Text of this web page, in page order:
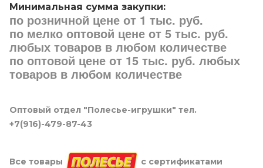
Минимальная сумма закупки:
по розничной цене от 1 тыс. руб.
по мелко оптовой цене от 5 тыс. руб.
любых товаров в любом количестве
по оптовой цене от 15 тыс. руб. любых
товаров в любом количестве
Оптовый отдел "Полесье-игрушки" тел.
+7(916)-479-87-43
Все товары
с сертификатами